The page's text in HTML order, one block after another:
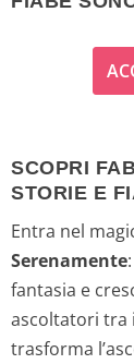
SCOPRI
STORIE E
Entra nel
Serenamente
fantasia e
ascoltatori tra
trasforma